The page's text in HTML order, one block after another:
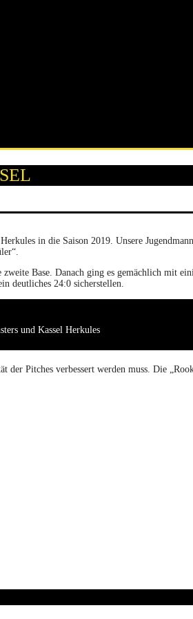
in die Saison 2019. Unsere
Base. Danach ging es gemächlich mit
deutliches 24:0 sicherstellen.
und Kassel Herkules
Pitches verbessert werden muss. Die